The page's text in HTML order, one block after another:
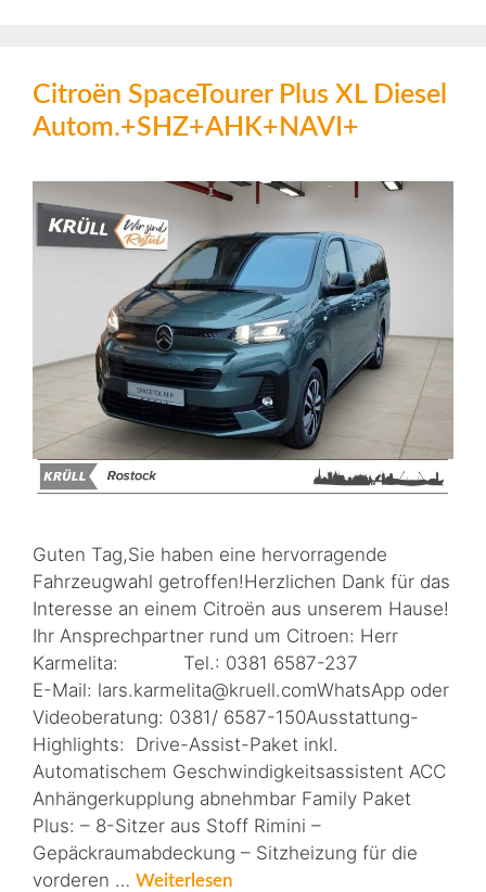
Citroën SpaceTourer Plus XL Diesel
Autom.+SHZ+AHK+NAVI+
Guten Tag,Sie haben eine hervorragende
Fahrzeugwahl getroffen!Herzlichen Dank für das
Interesse an einem Citroën aus unserem Hause!
Ihr Ansprechpartner rund um Citroen: Herr
Karmelita: Tel.: 0381 6587-237
E-Mail: lars.karmelita@kruell.comWhatsApp oder
Videoberatung: 0381/ 6587-150Ausstattung-
Highlights: Drive-Assist-Paket inkl.
Automatischem Geschwindigkeitsassistent ACC
Anhängerkupplung abnehmbar Family Paket
Plus: – 8-Sitzer aus Stoff Rimini –
Gepäckraumabdeckung – Sitzheizung für die
vorderen … Weiterlesen